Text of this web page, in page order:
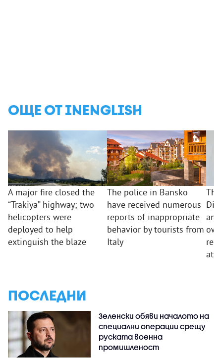
ОЩЕ ОТ INENGLISH
A major fire closed the
“Trakiya” highway; two
helicopters were
deployed to help
extinguish the blaze
The police in Bansko
have received numerous
reports of inappropriate
behavior by tourists from
Italy
an
ПОСЛЕДНИ
Зеленски обяви началото на
специални операции срещу
руската военна
промишленост